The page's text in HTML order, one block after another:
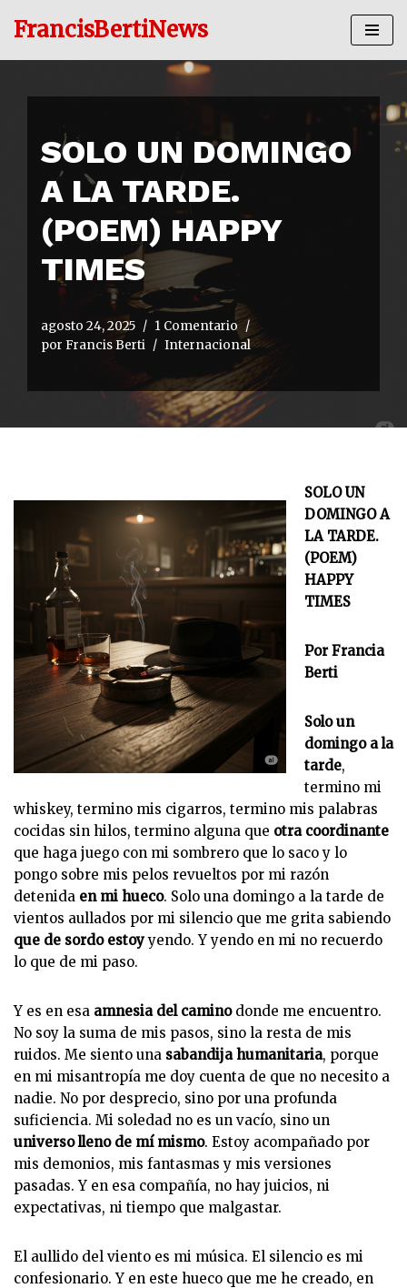
contenido
FrancisBertiNews
SOLO UN DOMINGO
A LA TARDE.
(POEM) HAPPY
TIMES
agosto 24, 2025
1 Comentario
por Francis Berti Internacional
SOLO UN
DOMINGO A
LA TARDE.
(POEM)
HAPPY
TIMES
Por Francia
Berti
Solo un
domingo a la
tarde,
termino mi
whiskey, termino mis cigarros, termino mis palabras
cocidas sin hilos, termino alguna que otra coordinante
que haga juego con mi sombrero que lo saco y lo
pongo sobre mis pelos revueltos por mi razón
detenida en mi hueco. Solo una domingo a la tarde de
vientos aullados por mi silencio que me grita sabiendo
que de sordo estoyyendo. Y yendo en mi no recuerdo
lo que de mi paso.
Y es en esa amnesia del caminodonde me encuentro.
No soy la suma de mis pasos, sino la resta de mis
ruidos. Me siento una sabandija humanitaria, porque
en mi misantropía me doy cuenta de que no necesito a
nadie. No por desprecio, sino por una profunda
suficiencia. Mi soledad no es un vacío, sino un
universo lleno de mí mismo. Estoy acompañado por
mis demonios, mis fantasmas y mis versiones
pasadas. Y en esa compañía, no hay juicios, ni
expectativas, ni tiempo que malgastar.
El aullido del viento es mi música. El silencio es mi
confesionario. Y en este hueco que me he creado, en